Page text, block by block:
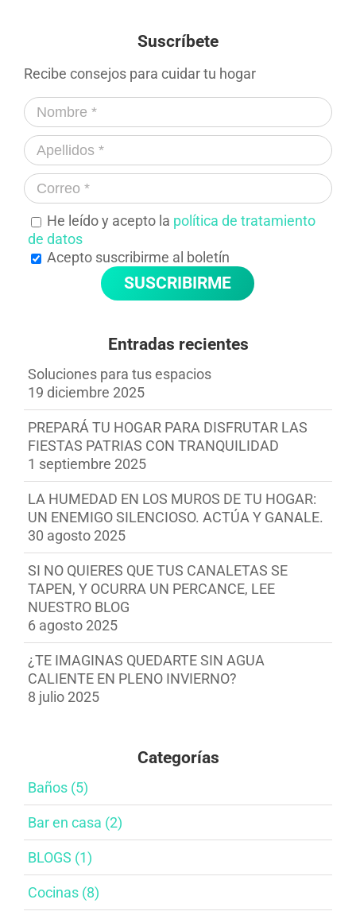
Suscríbete
Recibe consejos para cuidar tu hogar
He leído y acepto la política de tratamiento
de datos
Acepto suscribirme al boletín
Entradas recientes
Soluciones para tus espacios
19 diciembre 2025
PREPARÁ TU HOGAR PARA DISFRUTAR LAS
FIESTAS PATRIAS CON TRANQUILIDAD
1 septiembre 2025
LA HUMEDAD EN LOS MUROS DE TU HOGAR:
UN ENEMIGO SILENCIOSO. ACTÚA Y GANALE.
30 agosto 2025
SI NO QUIERES QUE TUS CANALETAS SE
TAPEN, Y OCURRA UN PERCANCE, LEE
NUESTRO BLOG
6 agosto 2025
¿TE IMAGINAS QUEDARTE SIN AGUA
CALIENTE EN PLENO INVIERNO?
8 julio 2025
Categorías
Baños​ (5)
Bar en casa​ (2)
BLOGS (1)
Cocinas (8)